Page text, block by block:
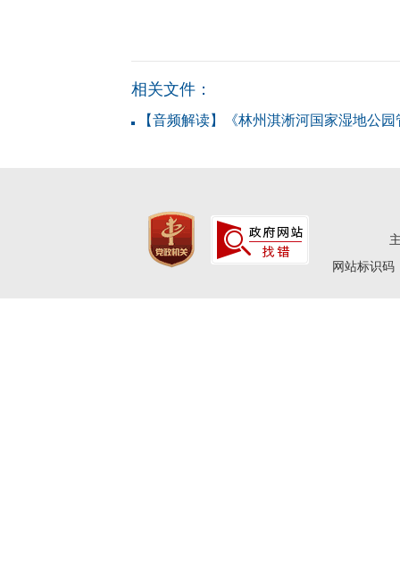
相关文件：
【音频解读】《林州淇淅河国家湿地公
网站标识